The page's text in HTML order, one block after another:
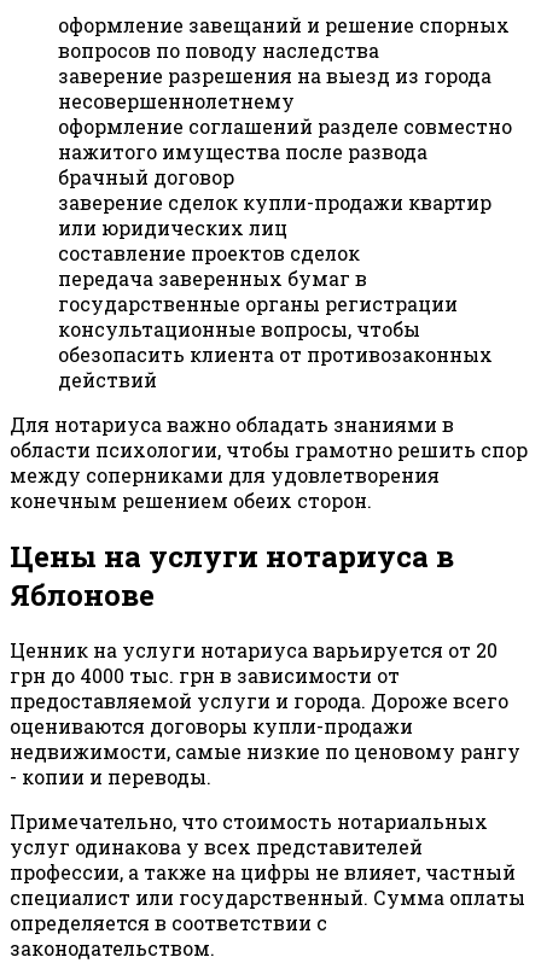
оформление завещаний и решение спорных
вопросов по поводу наследства
заверение разрешения на выезд из города
несовершеннолетнему
оформление соглашений разделе совместно
нажитого имущества после развода
брачный договор
заверение сделок купли-продажи квартир
или юридических лиц
составление проектов сделок
передача заверенных бумаг в
государственные органы регистрации
консультационные вопросы, чтобы
обезопасить клиента от противозаконных
действий
Для нотариуса важно обладать знаниями в
области психологии, чтобы грамотно решить спор
между соперниками для удовлетворения
конечным решением обеих сторон.
Цены на услуги нотариуса в
Яблонове
Ценник на услуги нотариуса варьируется от 20
грн до 4000 тыс. грн в зависимости от
предоставляемой услуги и города. Дороже всего
оцениваются договоры купли-продажи
недвижимости, самые низкие по ценовому рангу
- копии и переводы.
Примечательно, что стоимость нотариальных
услуг одинакова у всех представителей
профессии, а также на цифры не влияет, частный
специалист или государственный. Сумма оплаты
определяется в соответствии с
законодательством.